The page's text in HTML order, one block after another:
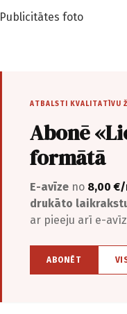
Publicitātes foto
ATBALSTI KVALITATĪVU
Abonē
formātā
E-avīze no 8,00 €/
drukāto
ar pieeju arī e-
ABONĒT